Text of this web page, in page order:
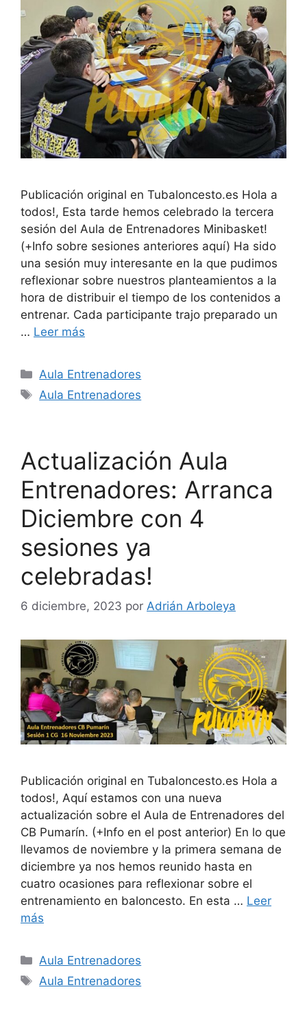
Publicación original en Tubaloncesto.es Hola a
todos!, Esta tarde hemos celebrado la tercera
sesión del Aula de Entrenadores Minibasket!
(+Info sobre sesiones anteriores aquí) Ha sido
una sesión muy interesante en la que pudimos
reflexionar sobre nuestros planteamientos a la
hora de distribuir el tiempo de los contenidos a
entrenar. Cada participante trajo preparado un
… Leer más
Aula Entrenadores
Aula Entrenadores
Actualización Aula
Entrenadores: Arranca
Diciembre con 4
sesiones ya
celebradas!
6 diciembre, 2023 por Adrián Arboleya
Publicación original en Tubaloncesto.es Hola a
todos!, Aquí estamos con una nueva
actualización sobre el Aula de Entrenadores del
CB Pumarín. (+Info en el post anterior) En lo que
llevamos de noviembre y la primera semana de
diciembre ya nos hemos reunido hasta en
cuatro ocasiones para reflexionar sobre el
entrenamiento en baloncesto. En esta … Leer
más
Aula Entrenadores
Aula Entrenadores